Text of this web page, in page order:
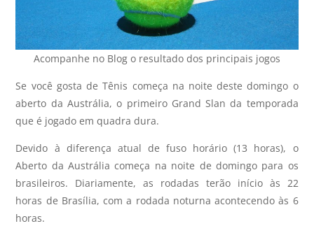
Acompanhe no Blog o resultado dos principais jogos
Se você gosta de Tênis começa na noite deste domingo o
aberto da Austrália, o primeiro Grand Slan da temporada
que é jogado em quadra dura.
Devido à diferença atual de fuso horário (13 horas), o
Aberto da Austrália começa na noite de domingo para os
brasileiros. Diariamente, as rodadas terão início às 22
horas de Brasília, com a rodada noturna acontecendo às 6
horas.